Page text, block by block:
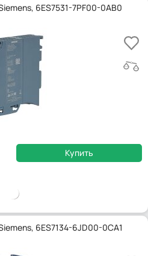
6ES7531-7PF00-0AB0
Купить
6ES7134-6JD00-0CA1